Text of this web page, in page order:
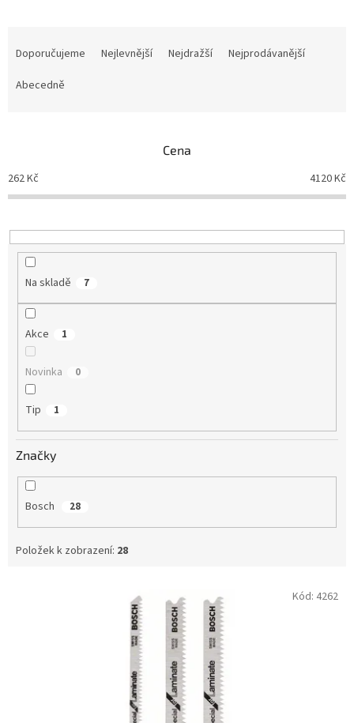
o
d
k
t
Doporučujeme Nejlevnější Nejdražší
Nejprodávanější
Abecedně
Cena
262Kč 4120Kč
Na skladě 7
Akce 1
Novinka 0
Tip 1
Značky
Bosch 28
Položek k zobrazení: 28
Kód: 4262